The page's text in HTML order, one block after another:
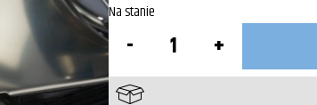
Na stanie
Zestaw
montażowy
szyby